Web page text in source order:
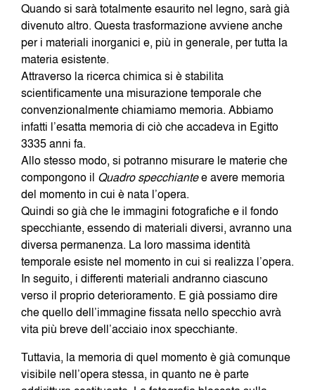
Quando si sarà totalmente esaurito nel legno, sarà già
divenuto altro. Questa trasformazione avviene anche
per i materiali inorganici e, più in generale, per tutta la
materia esistente.
Attraverso la ricerca chimica si è stabilita
scientificamente una misurazione temporale che
convenzionalmente chiamiamo memoria. Abbiamo
infatti l’esatta memoria di ciò che accadeva in Egitto
3335 anni fa.
Allo stesso modo, si potranno misurare le materie che
compongono il Quadro specchiantee avere memoria
del momento in cui è nata l’opera.
Quindi so già che le immagini fotografiche e il fondo
specchiante, essendo di materiali diversi, avranno una
diversa permanenza. La loro massima identità
temporale esiste nel momento in cui si realizza l’opera.
In seguito, i differenti materiali andranno ciascuno
verso il proprio deterioramento. E già possiamo dire
che quello dell’immagine fissata nello specchio avrà
vita più breve dell’acciaio inox specchiante.
Tuttavia, la memoria di quel momento è già comunque
visibile nell’opera stessa, in quanto ne è parte